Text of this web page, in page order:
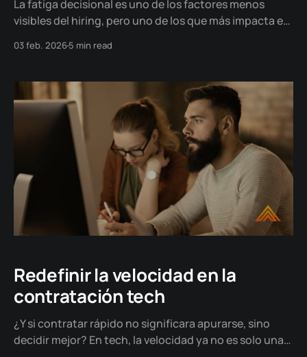
La fatiga decisional es uno de los factores menos
visibles del hiring, pero uno de los que más impacta en
03 feb. 20265 min read
Redefinir la velocidad en la
contratación tech
¿Y si contratar rápido no significara apurarse, sino
decidir mejor? En tech, la velocidad ya no es solo una